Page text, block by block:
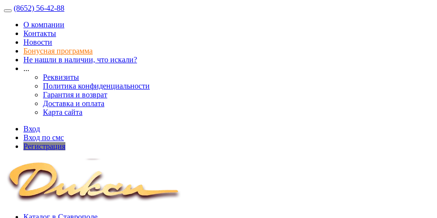
(8652) 56-42-88
О компании
Контакты
Новости
Бонусная программа
Не нашли в наличии, что искали?
...
Реквизиты
Политика конфиденциальности
Гарантия и возврат
Доставка и оплата
Карта сайта
Вход
Вход по смс
Регистрация